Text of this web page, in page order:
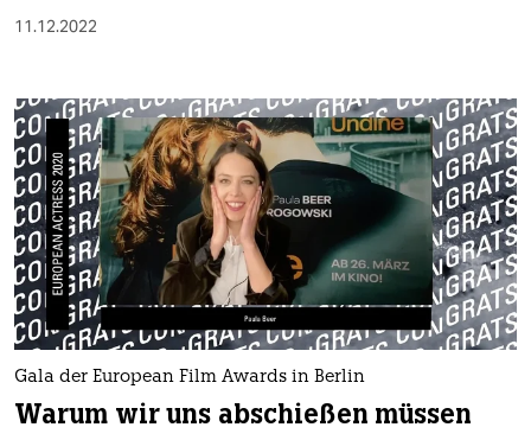
11.12.2022
Gala der European Film Awards in Berlin
Warum wir uns abschießen müssen